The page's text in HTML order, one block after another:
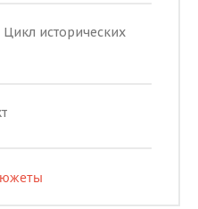
исторических